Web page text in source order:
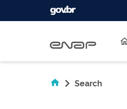
Search